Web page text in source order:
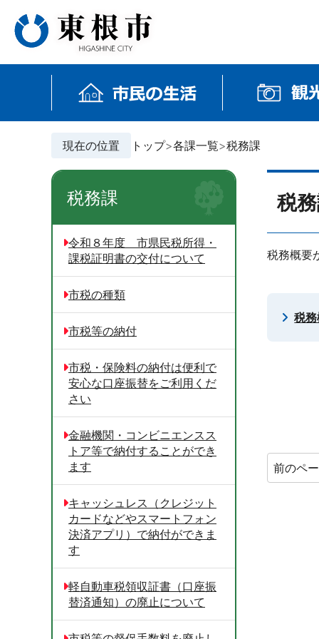
現在の位置 トップ 各課一覧 税務課
税
税務概要
税
前のペ
税務課
令和８年度 市県民税所得・
課税証明書の交付について
市税の種類
市税等の納付
市税・保険料の納付は便利で
安心な口座振替をご利用くだ
さい
金融機関・コンビニエンスス
トア等で納付することができ
ます
キャッシュレス（クレジット
カードなどやスマートフォン
決済アプリ）で納付ができま
す
軽自動車税領収証書（口座振
替済通知）の廃止について